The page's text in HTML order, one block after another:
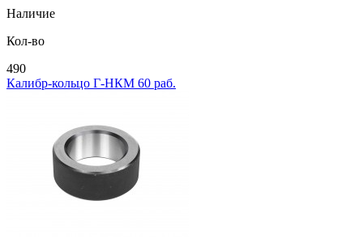
Наличие
Кол-во
490
Калибр-кольцо Г-НКМ 60 раб.